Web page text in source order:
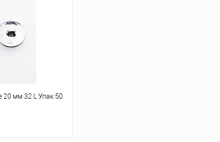
Под заказ
20 мм 32 L Упак 50